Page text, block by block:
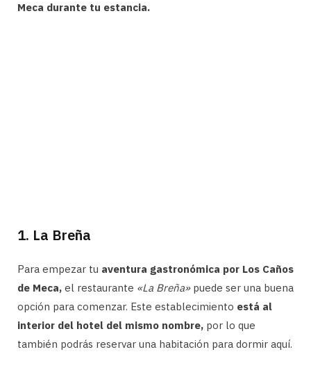
Meca durante tu estancia.
1. La Breña
Para empezar tu aventura gastronómica por Los Caños
de Meca, el restaurante «La Breña»puede ser una buena
opción para comenzar. Este establecimiento está al
interior del hotel del mismo nombre, por lo que
también podrás reservar una habitación para dormir aquí.